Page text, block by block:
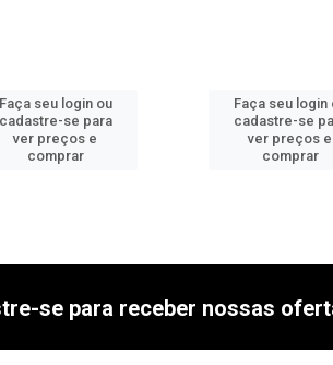
Faça seu login ou
cadastre-se para
ver preços e
comprar
Faça seu login
cadastre-se
ver preços e
comprar
se para receber nossas